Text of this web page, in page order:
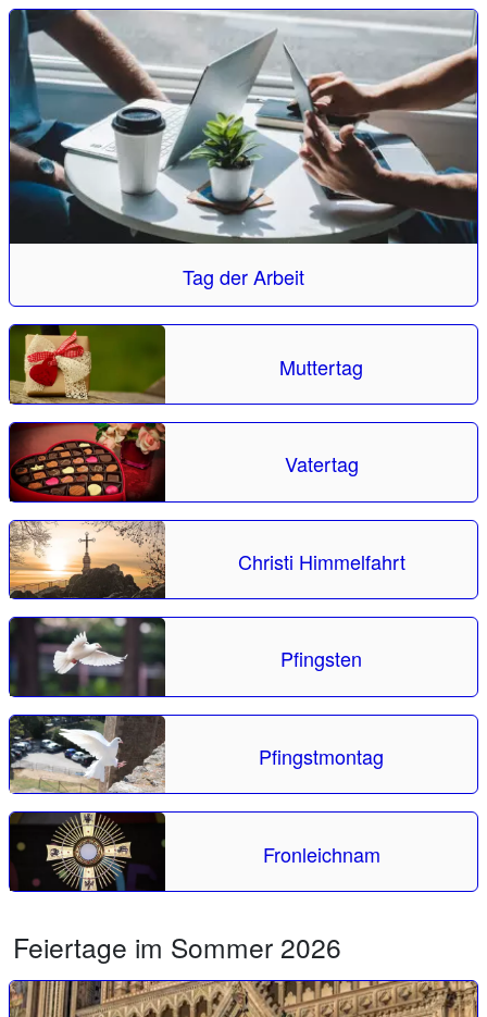
Tag der Arbeit
Muttertag
Vatertag
Christi Himmelfahrt
Pfingsten
Pfingstmontag
Fronleichnam
Feiertage im Sommer 2026